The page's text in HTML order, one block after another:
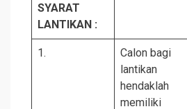
SYARAT
LANTIKAN :
1.
Calon bagi
lantikan
hendaklah
memiliki